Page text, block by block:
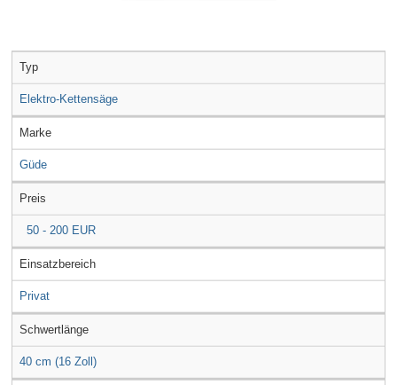
Typ
Elektro-Kettensäge
Marke
Güde
Preis
50 - 200 EUR
Einsatzbereich
Privat
Schwertlänge
40 cm (16 Zoll)